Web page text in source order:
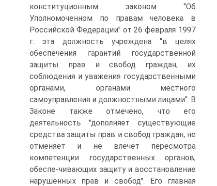
конституционным законом "Об
Уполномоченном по правам человека в
Российской Федерации" от 26 февраля 1997
г. эта должность учреждена "в целях
обеспечения гарантий государственной
защиты прав и свобод граждан, их
соблюдения и уважения государственными
органами, органами местного
самоуправления и должностными лицами". В
Законе также отмечено, что его
деятельность "дополняет существующие
средства защиты прав и свобод граждан, не
отменяет и не влечет пересмотра
компетенции государственных органов,
обеспе-чивающих защиту и восстановление
нарушенных прав и свобод". Его главная